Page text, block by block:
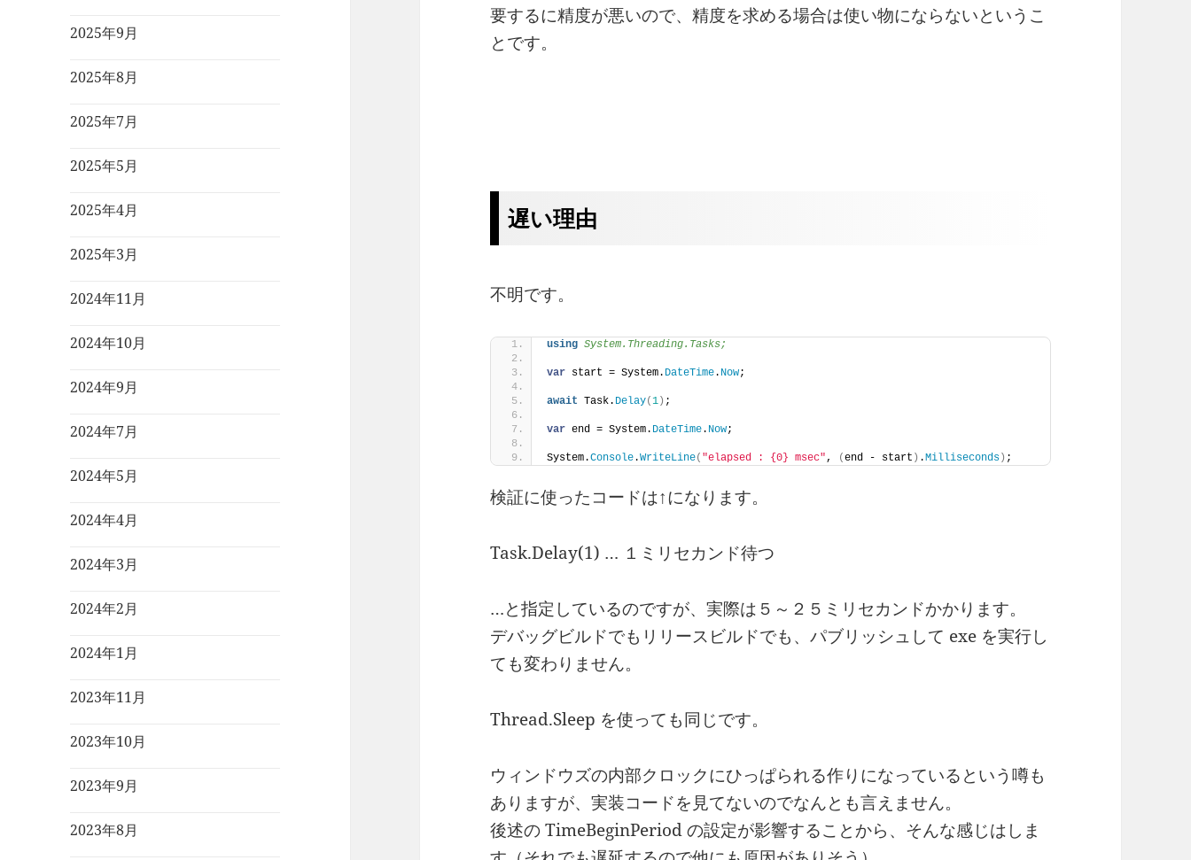
2025年9月
2025年8月
2025年7月
2025年5月
2025年4月
2025年3月
2024年11月
2024年10月
2024年9月
2024年7月
2024年5月
2024年4月
2024年3月
2024年2月
2024年1月
2023年11月
2023年10月
2023年9月
2023年8月
要するに精度が悪いので、精度を求める場合は使い物にならないというこ
とです。
遅い理由
不明です。
using System.Threading.Tasks;
var start = System. DateTime. Now;
await Task. Delay(1) ;
var end = System. DateTime. Now;
System.Console.WriteLine( "elapsed : {0} msec", (end - start ) .Milliseconds) ;
検証に使ったコードは↑になります。
Task.Delay(1) … １ミリセカンド待つ
…と指定しているのですが、実際は５～２５ミリセカンドかかります。
デバッグビルドでもリリースビルドでも、パブリッシュして exe を実行し
ても変わりません。
Thread.Sleep を使っても同じです。
ウィンドウズの内部クロックにひっぱられる作りになっているという噂も
ありますが、実装コードを見てないのでなんとも言えません。
後述の TimeBeginPeriod の設定が影響することから、そんな感じはしま